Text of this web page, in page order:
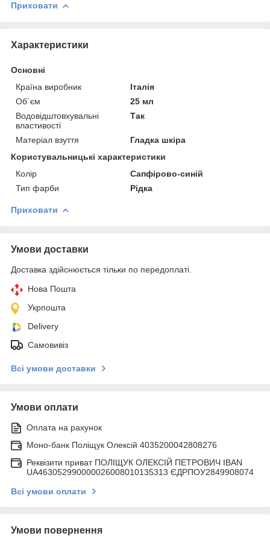
Приховати
Характеристики
Основні
Країна виробник
Італія
Об`єм
25 мл
Водовідштовхувальні
властивості
Так
Матеріал взуття
Гладка шкіра
Користувальницькі характеристики
Колір
Сапфірово-синій
Тип фарби
Рідка
Приховати
Умови доставки
Доставка здійснюється тільки по передоплаті.
Нова Пошта
Укрпошта
Delivery
Самовивіз
Всі умови доставки
Умови оплати
Оплата на рахунок
Моно-банк Поліщук Олексій 4035200042808276
Реквізити приват ПОЛІЩУК ОЛЕКСІЙ ПЕТРОВИЧ IBAN
UA463052990000026008010135313 ЄДРПОУ2849908074
Всі умови оплати
Умови повернення